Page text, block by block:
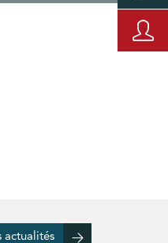
actualités